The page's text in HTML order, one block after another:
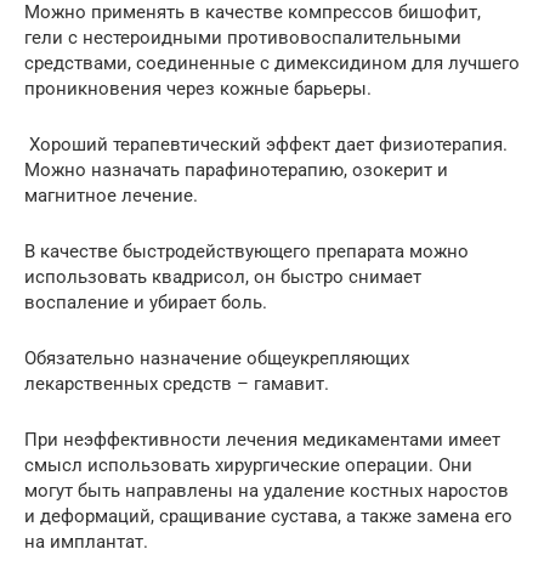
Можно применять в качестве компрессов бишофит,
гели с нестероидными противовоспалительными
средствами, соединенные с димексидином для лучшего
проникновения через кожные барьеры.
Хороший терапевтический эффект дает физиотерапия.
Можно назначать парафинотерапию, озокерит и
магнитное лечение.
В качестве быстродействующего препарата можно
использовать квадрисол, он быстро снимает
воспаление и убирает боль.
Обязательно назначение общеукрепляющих
лекарственных средств – гамавит.
При неэффективности лечения медикаментами имеет
смысл использовать хирургические операции. Они
могут быть направлены на удаление костных наростов
и деформаций, сращивание сустава, а также замена его
на имплантат.